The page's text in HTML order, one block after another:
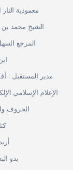
معمودية
الشيخ محمد بن
المرجع
مدير المستقبل :
الإعلام الإسلامي
الحروف
بدو